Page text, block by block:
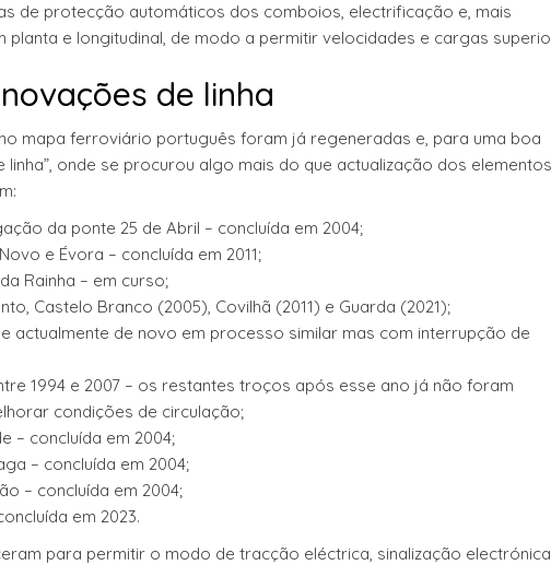
de protecção automáticos dos comboios, electrificação e, mais
e longitudinal, de modo a permitir velocidades e cargas
de linha
mapa ferroviário português foram já regeneradas e, para uma boa
onde se procurou algo mais do que actualização dos elementos
da ponte 25 de Abril – concluída em 2004;
e Évora – concluída em 2011;
Rainha – em curso;
Castelo Branco (2005), Covilhã (2011) e Guarda (2021);
e actualmente de novo em processo similar mas com interrupção de
1994 e 2007 – os restantes troços após esse ano já não foram
condições de circulação;
– concluída em 2004;
– concluída em 2004;
– concluída em 2004;
em 2023.
para permitir o modo de tracção eléctrica, sinalização